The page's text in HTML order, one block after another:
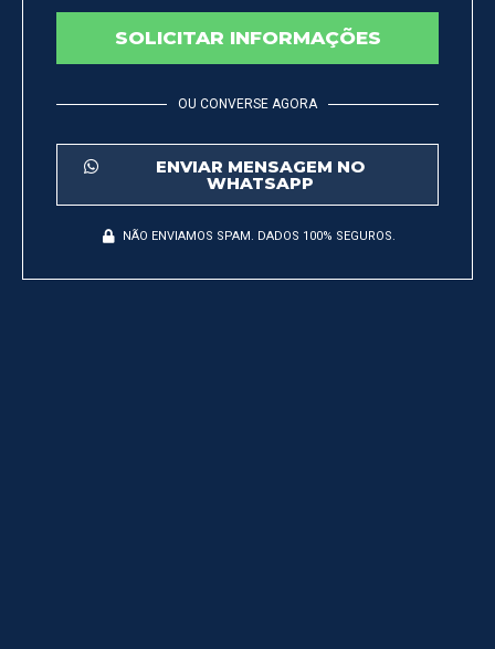
SOLICITAR INFORMAÇÕES
OU CONVERSE AGORA
ENVIAR MENSAGEM NO
WHATSAPP
NÃO ENVIAMOS SPAM. DADOS 100% SEGUROS.